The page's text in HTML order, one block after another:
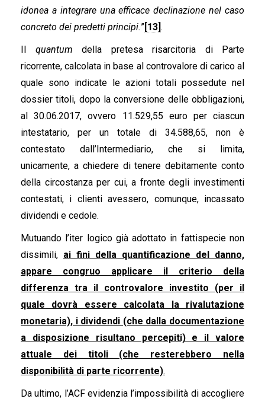
idonea a integrare una efficace declinazione nel caso
concreto dei predetti principi.”[13].
Il quantum della pretesa risarcitoria di Parte
ricorrente, calcolata in base al controvalore di carico al
quale sono indicate le azioni totali possedute nel
dossier titoli, dopo la conversione delle obbligazioni,
al 30.06.2017, ovvero 11.529,55 euro per ciascun
intestatario, per un totale di 34.588,65, non è
contestato dall’Intermediario, che si limita,
unicamente, a chiedere di tenere debitamente conto
della circostanza per cui, a fronte degli investimenti
contestati, i clienti avessero, comunque, incassato
dividendi e cedole.
Mutuando l’iter logico già adottato in fattispecie non
dissimili, ai fini della quantificazione del danno,
appare congruo applicare il criterio della
differenza tra il controvalore investito (per il
quale dovrà essere calcolata la rivalutazione
monetaria), i dividendi (che dalla documentazione
a disposizione risultano percepiti) e il valore
attuale dei titoli (che resterebbero nella
disponibilità di parte ricorrente).
Da ultimo, l’ACF evidenzia l’impossibilità di accogliere